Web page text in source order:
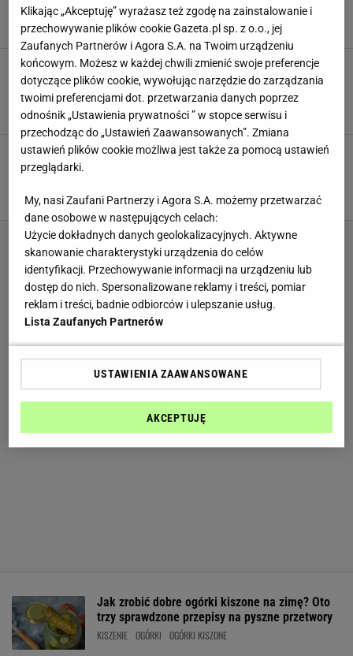
KISZENIE
KISZENIE KAPUSTY
KISZENIE KAPUSTY ILE SOLI NA 100 KG
Kisisz ogórki na zimę? To świetnie, ale możesz
zrobić to lepiej. Na wierzch połóż plasterek
tego owocu
CYTRYNA DOMOWE SPOSOBY KISZENIE
Zacznij kisić te owoce, a nie pożałujesz.
KISZENIE KISZONKI OWOCE
Jak zrobić dobre ogórki kiszone na zimę? Oto
trzy sprawdzone przepisy na pyszne przetwory
KISZENIE OGÓRKI OGÓRKI KISZONE
Klikając „Akceptuję” wyrażasz też zgodę na zainstalowanie i
przechowywanie plików cookie Gazeta.pl sp. z o.o., jej
Zaufanych Partnerów i Agora S.A. na Twoim urządzeniu
końcowym. Możesz w każdej chwili zmienić swoje preferencje
dotyczące plików cookie, wywołując narzędzie do zarządzania
twoimi preferencjami dot. przetwarzania danych poprzez
odnośnik „Ustawienia prywatności ” w stopce serwisu i
przechodząc do „Ustawień Zaawansowanych”. Zmiana
ustawień plików cookie możliwa jest także za pomocą ustawień
przeglądarki.
My, nasi Zaufani Partnerzy i Agora S.A. możemy przetwarzać
dane osobowe w następujących celach:
Użycie dokładnych danych geolokalizacyjnych. Aktywne
skanowanie charakterystyki urządzenia do celów
identyfikacji. Przechowywanie informacji na urządzeniu lub
dostęp do nich. Spersonalizowane reklamy i treści, pomiar
reklam i treści, badnie odbiorców i ulepszanie usług.
Lista Zaufanych Partnerów
USTAWIENIA ZAAWANSOWANE
AKCEPTUJĘ